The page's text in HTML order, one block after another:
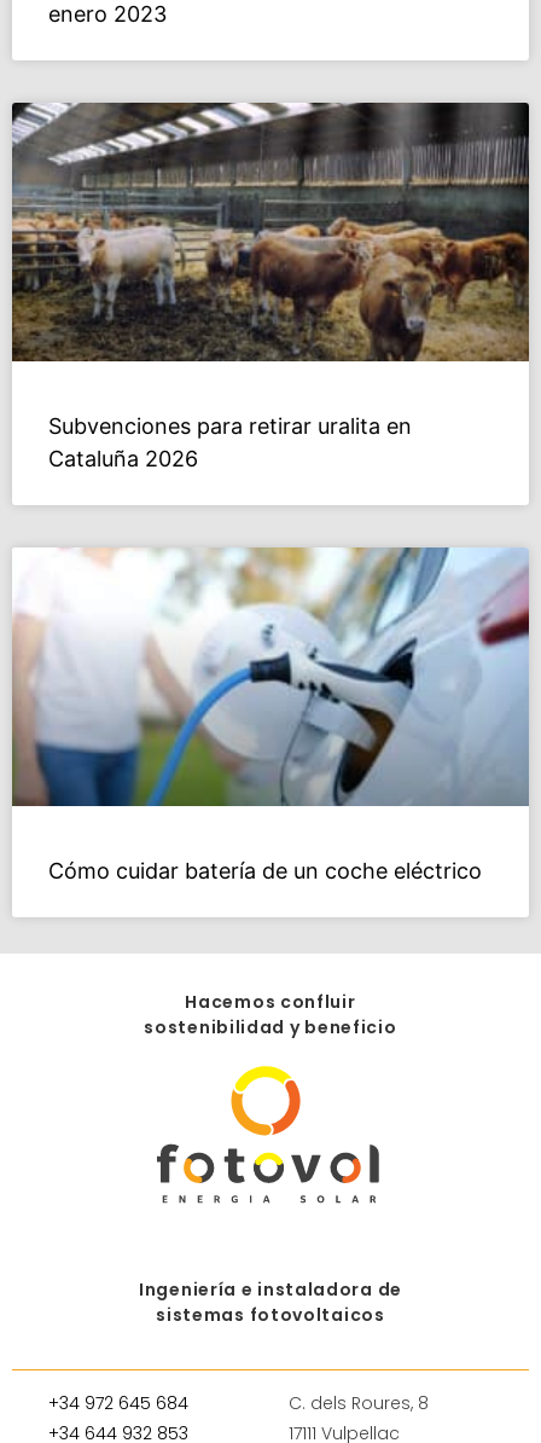
enero 2023
Subvenciones para retirar uralita en
Cataluña 2026
Cómo cuidar batería de un coche eléctrico
Hacemos confluir
sostenibilidad y beneficio
Ingeniería e instaladora de
sistemas fotovoltaicos
+34 972 645 684
+34 644 932 853
C. dels Roures, 8
17111 Vulpellac